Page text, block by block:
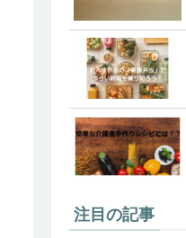
注目の記事